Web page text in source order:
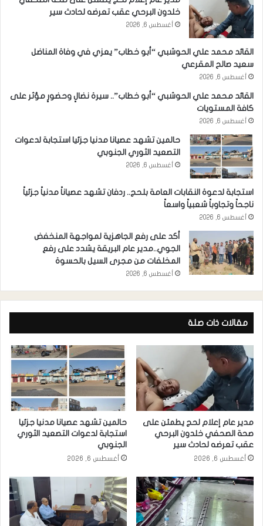
خلدون البرحي عقب تعرضه لحادث سير
أغسطس 6, 2026
القائد محمد علي الحوشبي “أبو خطاب” يعزي في وفاة المناضل
سعيد صالح المقرعي
أغسطس 6, 2026
القائد محمد علي الحوشبي “أبو خطاب”.. سيرة نضالٍ وحضورٍ مؤثر على
كافة المستويات
أغسطس 6, 2026
حالمين تشهد عصيانا مدنيا جزئيا استجابة لدعوات
التصعيد الثوري الجنوبي
أغسطس 6, 2026
استجابة لدعوة النقابات العامة بلحج.. ردفان تشهد عصياناً مدنياً جزئياً
ناجحاً وتجاوباً شعبياً واسعاً
أغسطس 6, 2026
أكد على رفع الجاهزية لمواجهة المنخفض
الجوي..مدير عام البريقة يشدد على رفع
المخلفات من مجرى السيل بالحسوة
أغسطس 6, 2026
مقالات ذات صلة
مدير عام إعلام لحج يطمئن على
صحة الصحفي خلدون البرحي
عقب تعرضه لحادث سير
أغسطس 6, 2026
حالمين تشهد عصيانا مدنيا جزئيا
استجابة لدعوات التصعيد الثوري
الجنوبي
أغسطس 6, 2026